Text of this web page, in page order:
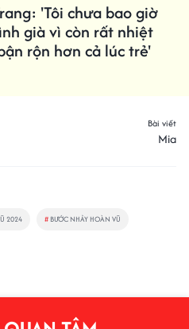
'Tôi chưa bao giờ
già vì còn rất nhiệt
rộn hơn cả lúc trẻ'
Bài viết
Mia
2024 # BƯỚC NHẢY HOÀN VŨ